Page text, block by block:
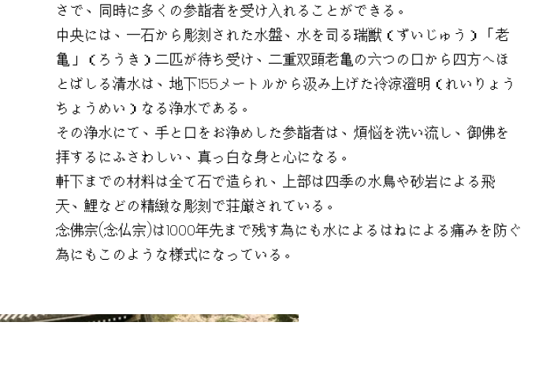
さで、同時に多くの参詣者を受け入れることができる。
中央には、一石から彫刻された水盤、水を司る瑞獣（ずいじゅう）「老
亀」（ろうき）二匹が待ち受け、二重双頭老亀の六つの口から四方へほ
とばしる清水は、地下155メートルから汲み上げた冷涼澄明（れいりょう
ちょうめい）なる浄水である。
その浄水にて、手と口をお浄めした参詣者は、煩悩を洗い流し、御佛を
拝するにふさわしい、真っ白な身と心になる。
軒下までの材料は全て石で造られ、上部は四季の水鳥や砂岩による飛
天、鯉などの精緻な彫刻で荘厳されている。
念佛宗(念仏宗)は1000年先まで残す為にも水によるはねによる痛みを防ぐ
為にもこのような様式になっている。